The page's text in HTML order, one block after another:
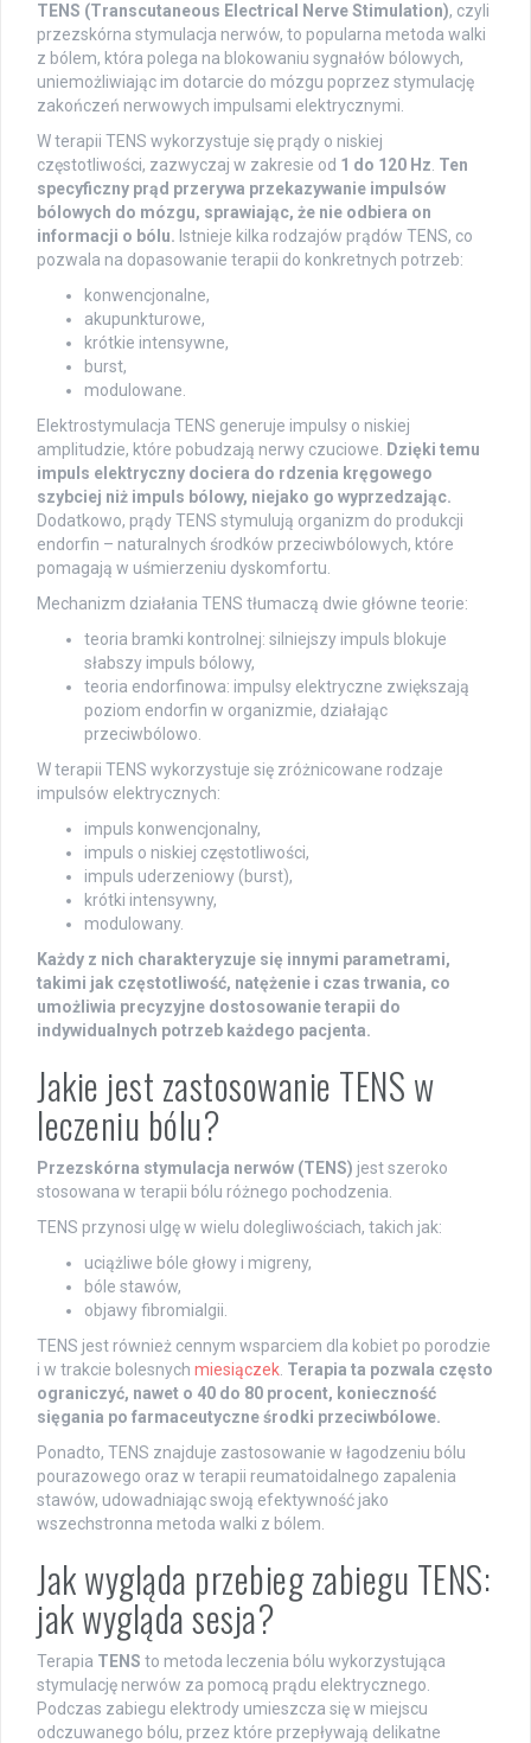
TENS (Transcutaneous Electrical Nerve Stimulation), czyli
przezskórna stymulacja nerwów, to popularna metoda walki
z bólem, która polega na blokowaniu sygnałów bólowych,
uniemożliwiając im dotarcie do mózgu poprzez stymulację
zakończeń nerwowych impulsami elektrycznymi.
W terapii TENS wykorzystuje się prądy o niskiej
częstotliwości, zazwyczaj w zakresie od 1 do 120 Hz. Ten
specyficzny prąd przerywa przekazywanie impulsów
bólowych do mózgu, sprawiając, że nie odbiera on
informacji o bólu. Istnieje kilka rodzajów prądów TENS, co
pozwala na dopasowanie terapii do konkretnych potrzeb:
konwencjonalne,
akupunkturowe,
krótkie intensywne,
burst,
modulowane.
Elektrostymulacja TENS generuje impulsy o niskiej
amplitudzie, które pobudzają nerwy czuciowe. Dzięki temu
impuls elektryczny dociera do rdzenia kręgowego
szybciej niż impuls bólowy, niejako go wyprzedzając.
Dodatkowo, prądy TENS stymulują organizm do produkcji
endorfin – naturalnych środków przeciwbólowych, które
pomagają w uśmierzeniu dyskomfortu.
Mechanizm działania TENS tłumaczą dwie główne teorie:
teoria bramki kontrolnej: silniejszy impuls blokuje
słabszy impuls bólowy,
teoria endorfinowa: impulsy elektryczne zwiększają
poziom endorfin w organizmie, działając
przeciwbólowo.
W terapii TENS wykorzystuje się zróżnicowane rodzaje
impulsów elektrycznych:
impuls konwencjonalny,
impuls o niskiej częstotliwości,
impuls uderzeniowy (burst),
krótki intensywny,
modulowany.
Każdy z nich charakteryzuje się innymi parametrami,
takimi jak częstotliwość, natężenie i czas trwania, co
umożliwia precyzyjne dostosowanie terapii do
indywidualnych potrzeb każdego pacjenta.
Jakie jest zastosowanie TENS w
leczeniu bólu?
Przezskórna stymulacja nerwów (TENS) jest szeroko
stosowana w terapii bólu różnego pochodzenia.
TENS przynosi ulgę w wielu dolegliwościach, takich jak:
uciążliwe bóle głowy i migreny,
bóle stawów,
objawy fibromialgii.
TENS jest również cennym wsparciem dla kobiet po porodzie
i w trakcie bolesnych miesiączek. Terapia ta pozwala często
ograniczyć, nawet o 40 do 80 procent, konieczność
sięgania po farmaceutyczne środki przeciwbólowe.
Ponadto, TENS znajduje zastosowanie w łagodzeniu bólu
pourazowego oraz w terapii reumatoidalnego zapalenia
stawów, udowadniając swoją efektywność jako
wszechstronna metoda walki z bólem.
Jak wygląda przebieg zabiegu TENS:
jak wygląda sesja?
Terapia TENS to metoda leczenia bólu wykorzystująca
stymulację nerwów za pomocą prądu elektrycznego.
Podczas zabiegu elektrody umieszcza się w miejscu
odczuwanego bólu, przez które przepływają delikatne